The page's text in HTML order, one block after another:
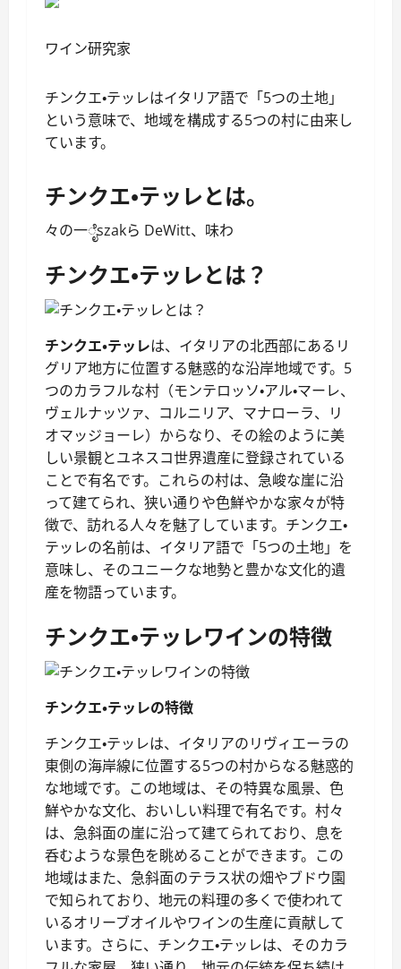
ワイン研究家
チンクエ・テッレはイタリア語で「5つの土地」
という意味で、地域を構成する5つの村に由来し
ています。
チンクエ・テッレとは。
々の一ೈszakら DeWitt、味わ
チンクエ・テッレとは？
チンクエ・テッレは、イタリアの北西部にあるリ
グリア地方に位置する魅惑的な沿岸地域です。5
つのカラフルな村（モンテロッソ・アル・マーレ、
ヴェルナッツァ、コルニリア、マナローラ、リ
オマッジョーレ）からなり、その絵のように美
しい景観とユネスコ世界遺産に登録されている
ことで有名です。これらの村は、急峻な崖に沿
って建てられ、狭い通りや色鮮やかな家々が特
徴で、訪れる人々を魅了しています。チンクエ・
テッレの名前は、イタリア語で「5つの土地」を
意味し、そのユニークな地勢と豊かな文化的遺
産を物語っています。
チンクエ・テッレワインの特徴
チンクエ・テッレの特徴
チンクエ・テッレは、イタリアのリヴィエーラの
東側の海岸線に位置する5つの村からなる魅惑的
な地域です。この地域は、その特異な風景、色
鮮やかな文化、おいしい料理で有名です。村々
は、急斜面の崖に沿って建てられており、息を
呑むような景色を眺めることができます。この
地域はまた、急斜面のテラス状の畑やブドウ園
で知られており、地元の料理の多くで使われて
いるオリーブオイルやワインの生産に貢献して
います。さらに、チンクエ・テッレは、そのカラ